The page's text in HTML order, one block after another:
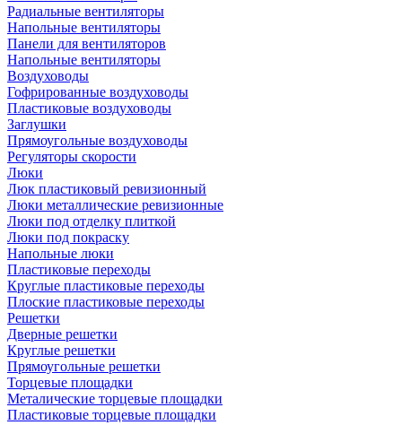
Радиальные вентиляторы
Напольные вентиляторы
Панели для вентиляторов
Напольные вентиляторы
Воздуховоды
Гофрированные воздуховоды
Пластиковые воздуховоды
Заглушки
Прямоугольные воздуховоды
Регуляторы скорости
Люки
Люк пластиковый ревизионный
Люки металлические ревизионные
Люки под отделку плиткой
Люки под покраску
Напольные люки
Пластиковые переходы
Круглые пластиковые переходы
Плоские пластиковые переходы
Решетки
Дверные решетки
Круглые решетки
Прямоугольные решетки
Торцевые площадки
Металические торцевые площадки
Пластиковые торцевые площадки